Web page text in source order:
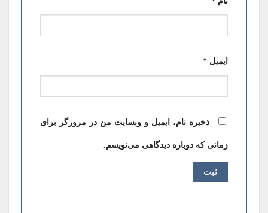
ایمیل *
ذخیره نام، ایمیل و وبسایت من در مرورگر برای
زمانی که دوباره دیدگاهی می‌نویسم.